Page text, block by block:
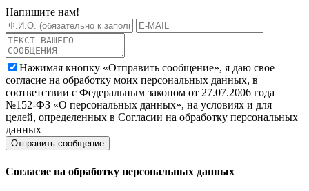
Напишите нам!
Нажимая кнопку «Отправить сообщение», я даю свое
согласие на обработку моих персональных данных, в
соответствии с Федеральным законом от 27.07.2006 года
№152-ФЗ «О персональных данных», на условиях и для
целей, определенных в Согласии на обработку персональных
данных
Согласие на обработку персональных данных